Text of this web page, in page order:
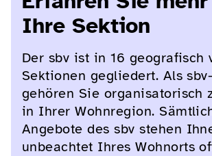
Ihre Sektion
Der sbv ist in 16 geografisch
Sektionen gegliedert. Als
gehören Sie organisatorisch
in Ihrer Wohnregion.
Angebote des sbv stehen
unbeachtet Ihres Wohnorts